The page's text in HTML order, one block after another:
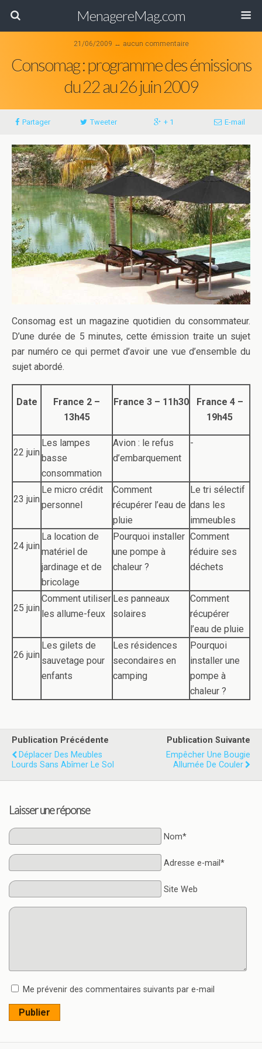
MenagereMag.com
21/06/2009 ↔ aucun commentaire
Consomag : programme des émissions
du 22 au 26 juin 2009
Partager Tweeter + 1 E-mail
Consomag est un magazine quotidien du consommateur.
D’une durée de 5 minutes, cette émission traite un sujet
par numéro ce qui permet d’avoir une vue d’ensemble du
sujet abordé.
Date
France 2 –
13h45
France 3 – 11h30
France 4 –
19h45
22 juin
Les lampes
basse
consommation
Avion : le refus
d’embarquement
-
23 juin
Le micro crédit
personnel
Comment
récupérer l’eau de
pluie
Le tri sélectif
dans les
immeubles
24 juin
La location de
matériel de
jardinage et de
bricolage
Pourquoi installer
une pompe à
chaleur ?
Comment
réduire ses
déchets
25 juin
Comment utiliser
les allume-feux
Les panneaux
solaires
Comment
récupérer
l’eau de pluie
26 juin
Les gilets de
sauvetage pour
enfants
Les résidences
secondaires en
camping
Pourquoi
installer une
pompe à
chaleur ?
Publication Précédente
Déplacer Des Meubles
Lourds Sans Abîmer Le Sol
Publication Suivante
Empêcher Une Bougie
Allumée De Couler
Laisser une réponse
Nom*
Adresse e-mail*
Site Web
Me prévenir des commentaires suivants par e-mail
Publier